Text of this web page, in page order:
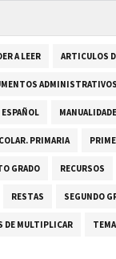
A LEER ARTICULOS
ADMINISTRATIVOS
ESPAÑOL
PRIMARIA
GRADO RECURSOS
RESTAS SEGUNDO
DE MULTIPLICAR